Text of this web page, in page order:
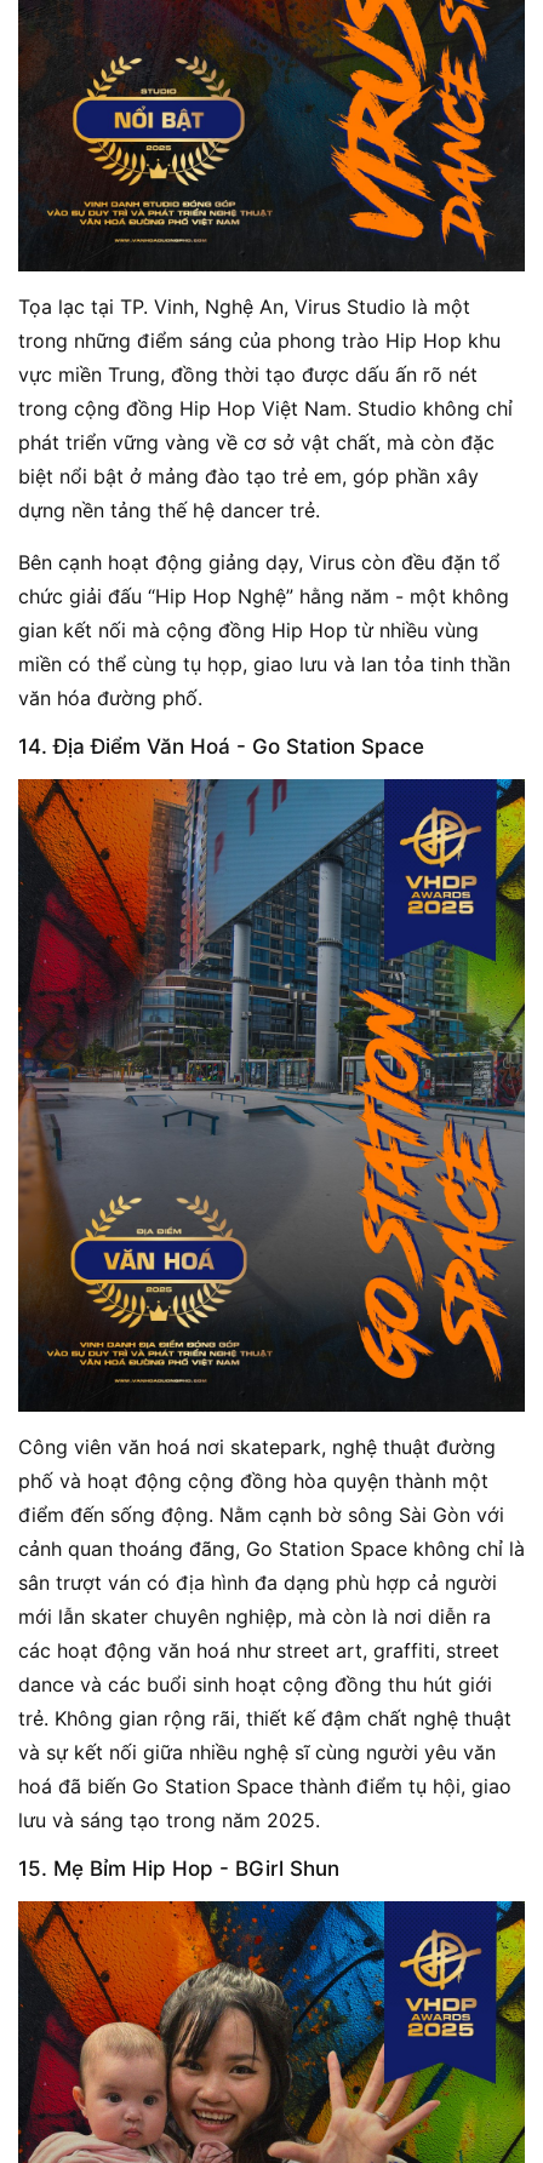
Tọa lạc tại TP. Vinh, Nghệ An, Virus Studio là một
trong những điểm sáng của phong trào Hip Hop khu
vực miền Trung, đồng thời tạo được dấu ấn rõ nét
trong cộng đồng Hip Hop Việt Nam. Studio không chỉ
phát triển vững vàng về cơ sở vật chất, mà còn đặc
biệt nổi bật ở mảng đào tạo trẻ em, góp phần xây
dựng nền tảng thế hệ dancer trẻ.
Bên cạnh hoạt động giảng dạy, Virus còn đều đặn tổ
chức giải đấu “Hip Hop Nghệ” hằng năm - một không
gian kết nối mà cộng đồng Hip Hop từ nhiều vùng
miền có thể cùng tụ họp, giao lưu và lan tỏa tinh thần
văn hóa đường phố.
14. Địa Điểm Văn Hoá - Go Station Space
Công viên văn hoá nơi skatepark, nghệ thuật đường
phố và hoạt động cộng đồng hòa quyện thành một
điểm đến sống động. Nằm cạnh bờ sông Sài Gòn với
cảnh quan thoáng đãng, Go Station Space không chỉ là
sân trượt ván có địa hình đa dạng phù hợp cả người
mới lẫn skater chuyên nghiệp, mà còn là nơi diễn ra
các hoạt động văn hoá như street art, graffiti, street
dance và các buổi sinh hoạt cộng đồng thu hút giới
trẻ. Không gian rộng rãi, thiết kế đậm chất nghệ thuật
và sự kết nối giữa nhiều nghệ sĩ cùng người yêu văn
hoá đã biến Go Station Space thành điểm tụ hội, giao
lưu và sáng tạo trong năm 2025.
15. Mẹ Bỉm Hip Hop - BGirl Shun